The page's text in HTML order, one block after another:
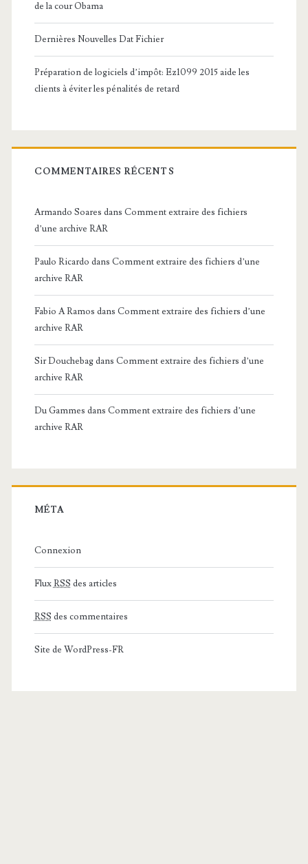
de la cour Obama
Dernières Nouvelles Dat Fichier
Préparation de logiciels d’impôt: Ez1099 2015 aide les
clients à éviter les pénalités de retard
COMMENTAIRES RÉCENTS
Armando Soares dans Comment extraire des fichiers
d’une archive RAR
Paulo Ricardo dans Comment extraire des fichiers d’une
archive RAR
Fabio A Ramos dans Comment extraire des fichiers d’une
archive RAR
Sir Douchebagdans Comment extraire des fichiers d’une
archive RAR
Du Gammes dans Comment extraire des fichiers d’une
archive RAR
MÉTA
Connexion
FluxRSS des articles
RSS des commentaires
Site de WordPress-FR